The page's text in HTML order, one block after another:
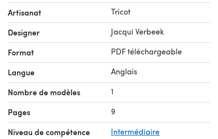
work sounds a little intimidating, please don’t worry! I’ve
included a guide in the help section at the end of this
pattern on how to figure out where you’re at just by
looking at your work.
Artisanat Tricot
Designer Jacqui Verbeek
Format PDF téléchargeable
Langue Anglais
Nombre de modèles 1
Pages 9
Niveau de compétence Intermédiaire